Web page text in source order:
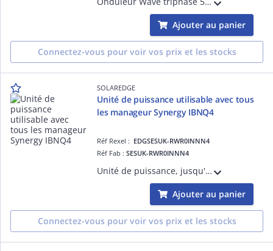
Ajouter au panier
Connectez-vous pour voir vos prix et les stocks
SOLAREDGE
Unité de puissance utilisable avec tous
les manageur Synergy IBNQ4
Réf Rexel : EDGSESUK-RWR0INNN4
Réf Fab :SESUK-RWR0INNN4
Unité de puissance, jusqu'à 33,3 kW, à associer avec un manageur d'onduleur Synergy. Interchangeable pour tous les managers Synergy. Intègre le Rapid Shut Down pour une tension de sécurité DC en moins de 30 secondes
Ajouter au panier
Connectez-vous pour voir vos prix et les stocks